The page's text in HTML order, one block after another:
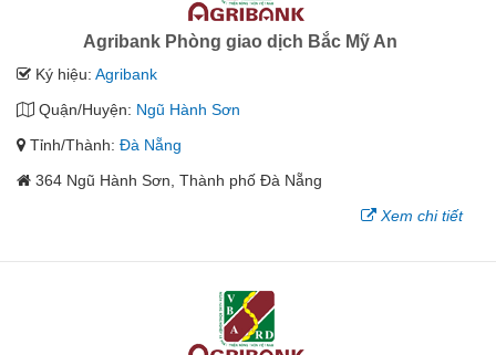
Agribank Phòng giao dịch Bắc Mỹ An
Ký hiệu: Agribank
Quận/Huyện: Ngũ Hành Sơn
Tỉnh/Thành: Đà Nẵng
364 Ngũ Hành Sơn, Thành phố Đà Nẵng
Xem chi tiết